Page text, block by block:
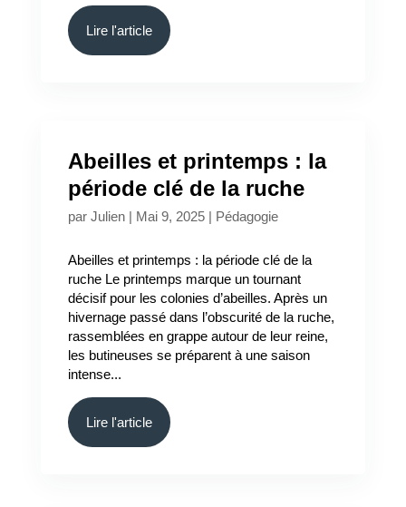
Lire l'article
Abeilles et printemps : la
période clé de la ruche
par Julien| Mai 9, 2025| Pédagogie
Abeilles et printemps : la période clé de la
ruche Le printemps marque un tournant
décisif pour les colonies d’abeilles. Après un
hivernage passé dans l’obscurité de la ruche,
rassemblées en grappe autour de leur reine,
les butineuses se préparent à une saison
intense...
Lire l'article